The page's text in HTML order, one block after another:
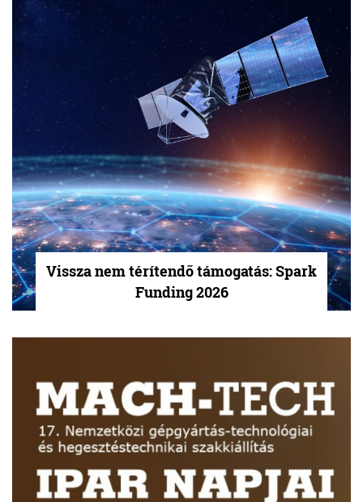
Vissza nem térítendő támogatás: Spark
Funding 2026